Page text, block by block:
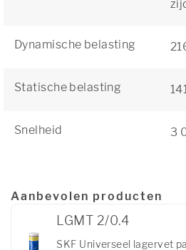
Dynamische belasting
Statische belasting
Snelheid 3
Aanbevolen producten
LGMT 2/0.4
SKF Universeel lagervet